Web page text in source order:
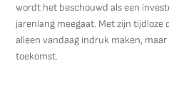
wordt het beschouwd als een
jarenlang meegaat. Met zijn tijdloze
alleen vandaag indruk maken,
toekomst.